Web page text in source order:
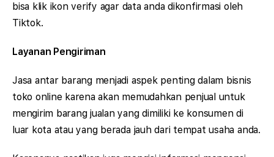
bisa klik ikon verify agar data anda dikonfirmasi oleh
Tiktok.
Layanan Pengiriman
Jasa antar barang menjadi aspek penting dalam bisnis
toko online karena akan memudahkan penjual untuk
mengirim barang jualan yang dimiliki ke konsumen di
luar kota atau yang berada jauh dari tempat usaha anda.